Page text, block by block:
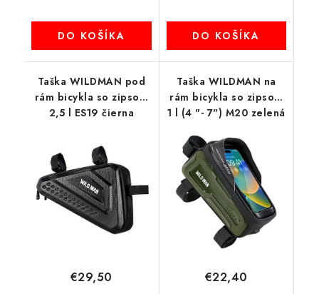
DO KOŠÍKA DO KOŠÍKA
Taška WILDMAN pod
rám bicykla so zipsom
2,5 l ES19 čierna
€29,50
Taška WILDMAN na
rám bicykla so zipsom
1 l (4 "- 7") M20 zelená
€22,40